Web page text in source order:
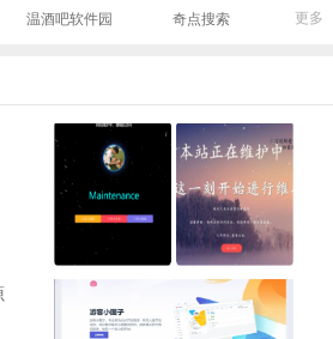
Gamers丨天生爱
温酒吧软件园 奇点搜索 更多